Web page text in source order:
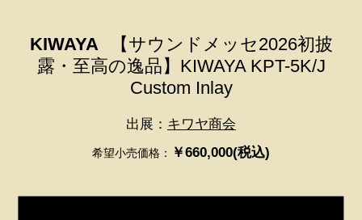
KIWAYA
【サウンドメッセ2026初披
露・至高の逸品】KIWAYA KPT-5K/J
Custom Inlay
出展： キワヤ商会
希望小売価格： ￥660,000(税込)